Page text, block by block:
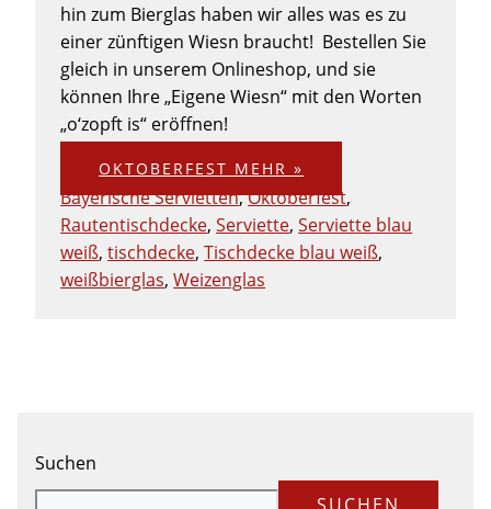
hin zum Bierglas haben wir alles was es zu
einer zünftigen Wiesn braucht! Bestellen Sie
gleich in unserem Onlineshop, und sie
können Ihre „Eigene Wiesn“ mit den Worten
„o‘zopft is“ eröffnen!
OKTOBERFEST MEHR »
Bayerische Servietten,Oktoberfest,
Rautentischdecke,Serviette,Serviette blau
weiß,tischdecke,Tischdecke blau weiß,
weißbierglas,Weizenglas
Suchen